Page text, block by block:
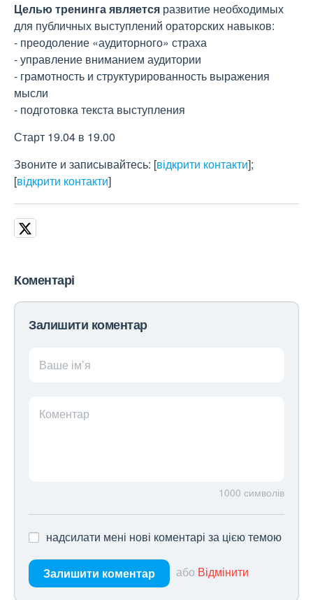
Целью тренинга является развитие необходимых
для публичных выступлений ораторских навыков:
- преодоление «аудиторного» страха
- управление вниманием аудитории
- грамотность и структурированность выражения
мысли
- подготовка текста выступления
Старт 19.04 в 19.00
Звоните и записывайтесь: [відкрити контакти];
[відкрити контакти]
Коментарі
Залишити коментар
Ваше ім’я
Коментар
1000 символів
надсилати мені нові коментарі за цією темою
Залишити коментар або Відмінити